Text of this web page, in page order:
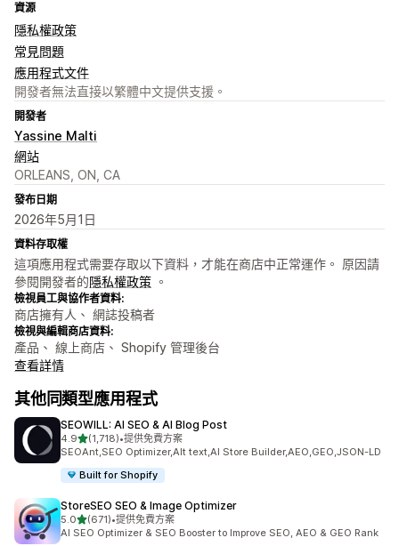
資源
隱私權政策
常見問題
應用程式文件
開發者無法直接以繁體中文提供支援。
開發者
Yassine Malti
網站
ORLEANS, ON, CA
發布日期
2026年5月1日
資料存取權
這項應用程式需要存取以下資料，才能在商店中正常運作。 原因請
參閱開發者的隱私權政策 。
檢視員工與協作者資料:
商店擁有人、 網誌投稿者
檢視與編輯商店資料:
產品、 線上商店、 Shopify 管理後台
查看詳情
其他同類型應用程式
SEOWILL: AI SEO & AI Blog Post
4.9滿分 5 顆星
(1,718)
共有 1718 則評價
•提供免費方案
SEOAnt,SEO Optimizer,Alt text,AI Store Builder,AEO,GEO,JSON-LD
Built for Shopify
StoreSEO SEO & Image Optimizer
5.0滿分 5 顆星
(671)
共有 671 則評價
•提供免費方案
AI SEO Optimizer & SEO Booster to Improve SEO, AEO & GEO Rank